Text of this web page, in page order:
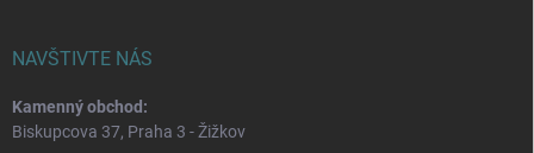
NAVŠTIVTE NÁS
Kamenný obchod:
Biskupcova 37, Praha 3 - Žižkov